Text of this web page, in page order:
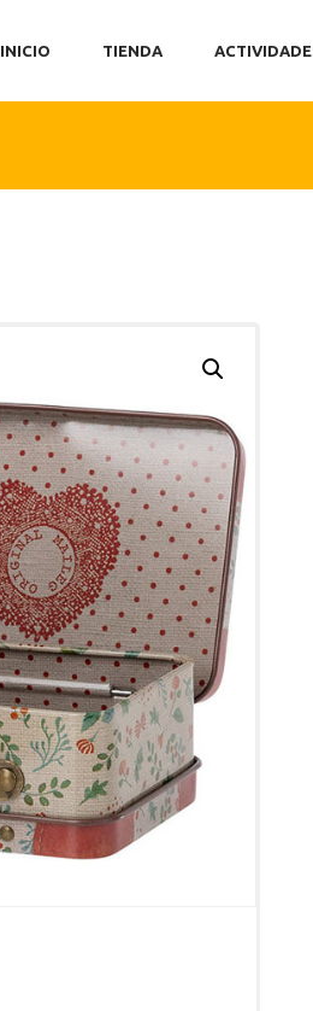
INICIO TIENDA
TIENDA
ACTIVIDADES